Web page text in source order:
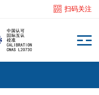
扫码关注